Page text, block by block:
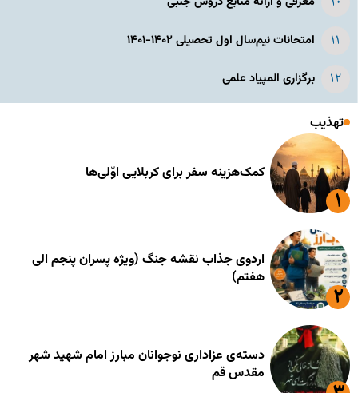
امتحانات نیم‌سال اول تحصیلی ۱۴۰۲-۱۴۰۱
برگزاری المپیاد علمی
تهذیب
کمک‌هزینه سفر برای کربلایی اوّلی‌ها
اردوی جذاب نقشه جنگ (ویژه پسران پنجم الی
هفتم)
دسته‌ی عزاداری نوجوانان مبارز امام شهید شهر
مقدس قم